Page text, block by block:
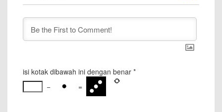
isi kotak dibawah ini dengan benar *
−
=